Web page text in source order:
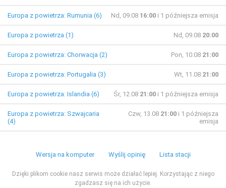
Europa z powietrza: Rumunia (6) Nd, 09.08 16:00 i 1 późniejsza emisja
Europa z powietrza (1) Nd, 09.08 20:00
Europa z powietrza: Chorwacja (2) Pon, 10.08 21:00
Europa z powietrza: Portugalia (3) Wt, 11.08 21:00
Europa z powietrza: Islandia (6) Śr, 12.08 21:00 i 1 późniejsza emisja
Europa z powietrza: Szwajcaria
(4)
Czw, 13.08 21:00 i 1 późniejsza
emisja
Wersja na komputer Wyślij opinię Lista stacji
Dzięki plikom cookie nasz serwis może działać lepiej. Korzystając z niego
zgadzasz się na ich użycie.